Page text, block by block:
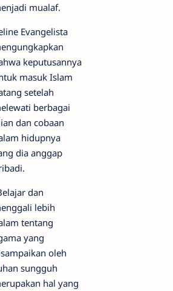
mualaf.
Evangelista
keputusannya
masuk Islam
setelah
berbagai
dan cobaan
hidupnya
dia anggap
dan
lebih
tentang
yang
oleh
sungguh
hal yang